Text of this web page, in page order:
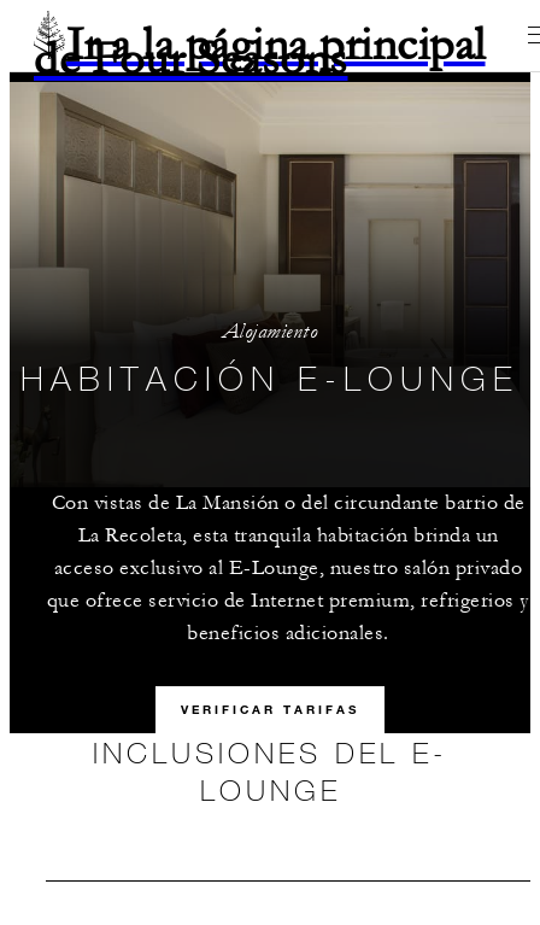
Ir a la página principal
de Four Seasons
Alojamiento
HABITACIÓN E-LOUNGE
Con vistas de La Mansión o del circundante barrio de
La Recoleta, esta tranquila habitación brinda un
acceso exclusivo al E-Lounge, nuestro salón privado
que ofrece servicio de Internet premium, refrigerios y
beneficios adicionales.
VERIFICAR TARIFAS
INCLUSIONES DEL E-
LOUNGE